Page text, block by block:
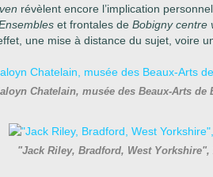
révèlent encore l’implication
et frontales de Bobigny centre
une mise à distance du sujet, voire
Chatelain, musée des Beaux-Arts de
"Jack Riley, Bradford, West Yorkshire",